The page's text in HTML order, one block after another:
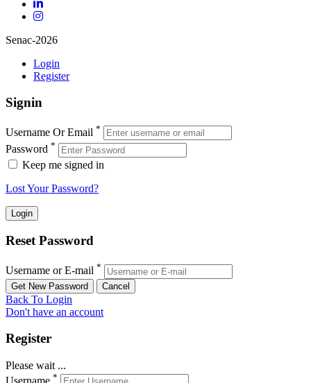
Senac-2026
Login
Register
Signin
Username Or Email *
Password *
Keep me signed in
Lost Your Password?
Reset Password
Username or E-mail *
Back To Login
Don't have an account
Register
Please wait ...
*